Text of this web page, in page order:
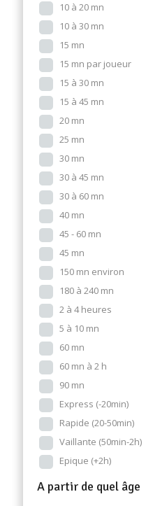
10 à 20 mn
10 à 30 mn
15 mn
15 mn par joueur
15 à 30 mn
15 à 45 mn
20 mn
25 mn
30 mn
30 à 45 mn
30 à 60 mn
40 mn
45 - 60 mn
45 mn
150 mn environ
180 à 240 mn
2 à 4 heures
5 à 10 mn
60 mn
60 mn à 2 h
90 mn
Express (-20min)
Rapide (20-50min)
Vaillante (50min-2h)
Epique (+2h)
A partir de quel âge